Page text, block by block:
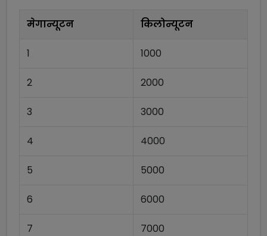
मेगान्यूटन किलोन्यूटन
1 1000
2 2000
3 3000
4 4000
5 5000
6 6000
7 7000